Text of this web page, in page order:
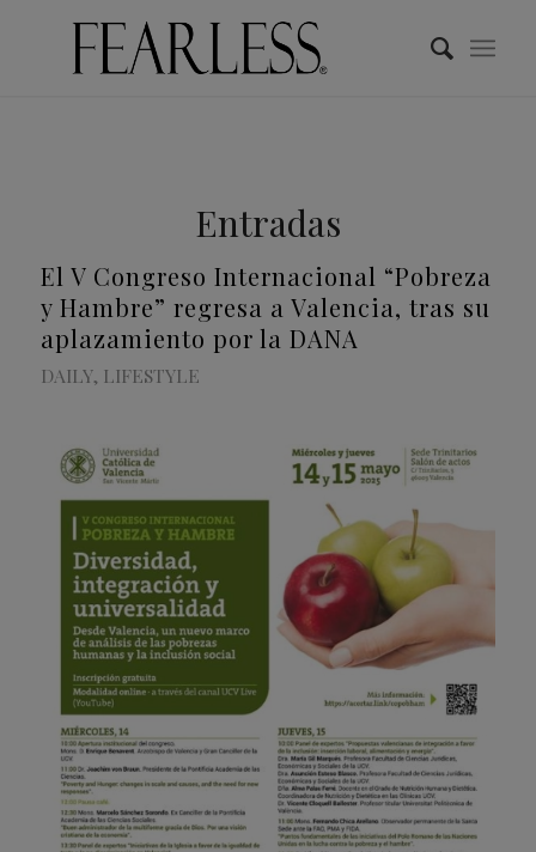
Entradas
El V Congreso Internacional “Pobreza
y Hambre” regresa a Valencia, tras su
aplazamiento por la DANA
DAILY, LIFESTYLE